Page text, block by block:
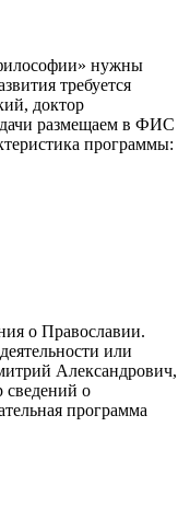
нужны
требуется
доктор
размещаем в ФИС
программы:
о Православии.
или
Александрович,
о
программа